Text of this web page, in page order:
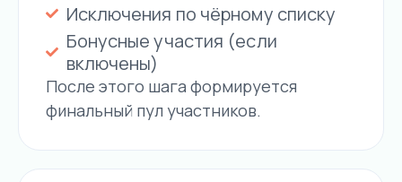
Исключения по чёрному списку
Бонусные участия (если
включены)
После этого шага формируется
финальный пул участников.